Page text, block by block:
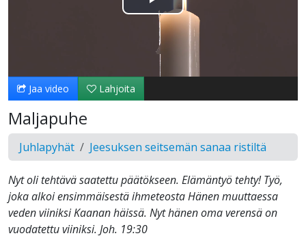
Toista
Video
Jaa video Lahjoita
Maljapuhe
Juhlapyhät Jeesuksen seitsemän sanaa ristiltä
Nyt oli tehtävä saatettu päätökseen. Elämäntyö tehty! Työ,
joka alkoi ensimmäisestä ihmeteosta Hänen muuttaessa
veden viiniksi Kaanan häissä. Nyt hänen oma verensä on
vuodatettu viiniksi. Joh. 19:30